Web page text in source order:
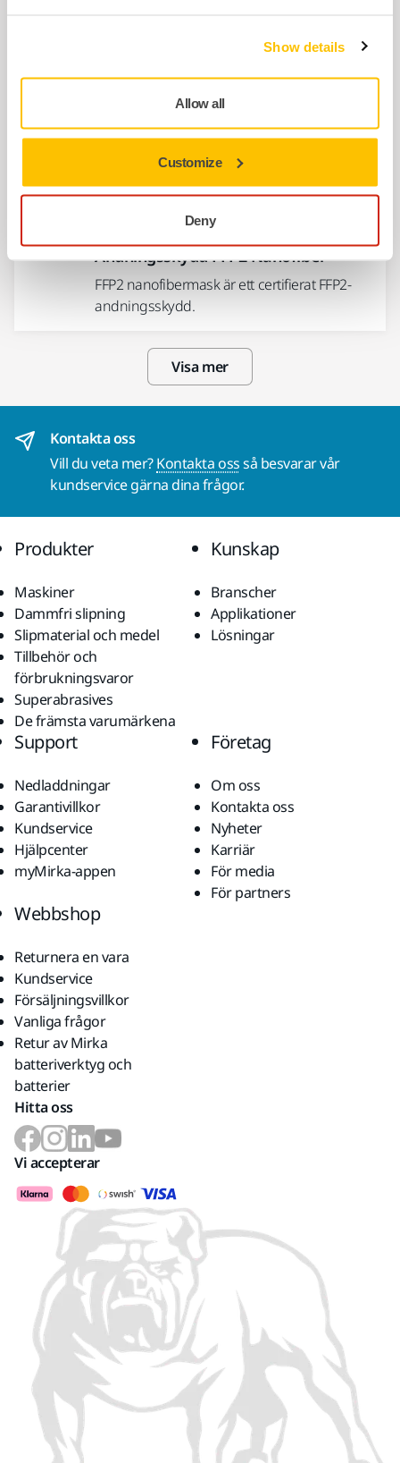
Show details
Allow all
Customize
Deny
av hög kvalitet.
ANVÄND TILLSAMMANS
Andningsskydd FFP2 Nanofiber
FFP2 nanofibermask är ett certifierat FFP2-
andningsskydd.
Visa mer
Kontakta oss
Vill du veta mer?Kontakta ossså besvarar vår
kundservice gärna dina frågor.
Produkter
Maskiner
Dammfri slipning
Slipmaterial och medel
Tillbehör och
förbrukningsvaror
Superabrasives
De främsta varumärkena
Kunskap
Branscher
Applikationer
Lösningar
Support
Nedladdningar
Garantivillkor
Kundservice
Hjälpcenter
myMirka-appen
Företag
Om oss
Kontakta oss
Nyheter
Karriär
För media
För partners
Webbshop
Returnera en vara
Kundservice
Försäljningsvillkor
Vanliga frågor
Retur av Mirka
batteriverktyg och
batterier
Hitta oss
Vi accepterar